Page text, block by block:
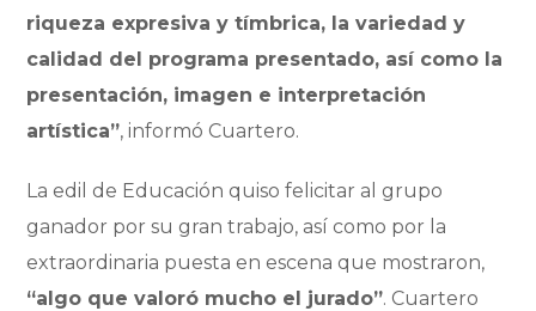
riqueza expresiva y tímbrica, la variedad y
calidad del programa presentado, así como la
presentación, imagen e interpretación
artística”, informó Cuartero.
La edil de Educación quiso felicitar al grupo
ganador por su gran trabajo, así como por la
extraordinaria puesta en escena que mostraron,
“algo que valoró mucho el jurado”. Cuartero